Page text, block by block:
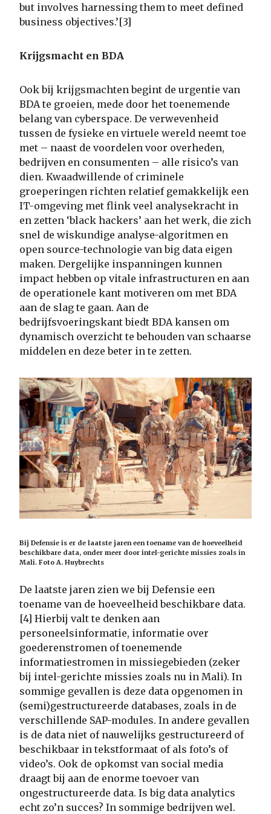
but involves harnessing them to meet defined
business objectives.’[3]
Krijgsmacht en BDA
Ook bij krijgsmachten begint de urgentie van
BDA te groeien, mede door het toenemende
belang van cyberspace. De verwevenheid
tussen de fysieke en virtuele wereld neemt toe
met – naast de voordelen voor overheden,
bedrijven en consumenten – alle risico’s van
dien. Kwaadwillende of criminele
groeperingen richten relatief gemakkelijk een
IT-omgeving met flink veel analysekracht in
en zetten ‘black hackers’ aan het werk, die zich
snel de wiskundige analyse-algoritmen en
open source-technologie van big data eigen
maken. Dergelijke inspanningen kunnen
impact hebben op vitale infrastructuren en aan
de operationele kant motiveren om met BDA
aan de slag te gaan. Aan de
bedrijfsvoeringskant biedt BDA kansen om
dynamisch overzicht te behouden van schaarse
middelen en deze beter in te zetten.
Bij Defensie is er de laatste jaren een toename van de hoeveelheid
beschikbare data, onder meer door intel-gerichte missies zoals in
Mali. Foto A. Huybrechts
De laatste jaren zien we bij Defensie een
toename van de hoeveelheid beschikbare data.
[4] Hierbij valt te denken aan
personeelsinformatie, informatie over
goederenstromen of toenemende
informatiestromen in missiegebieden (zeker
bij intel-gerichte missies zoals nu in Mali). In
sommige gevallen is deze data opgenomen in
(semi)gestructureerde databases, zoals in de
verschillende SAP-modules. In andere gevallen
is de data niet of nauwelijks gestructureerd of
beschikbaar in tekstformaat of als foto’s of
video’s. Ook de opkomst van social media
draagt bij aan de enorme toevoer van
ongestructureerde data. Is big data analytics
echt zo’n succes? In sommige bedrijven wel.